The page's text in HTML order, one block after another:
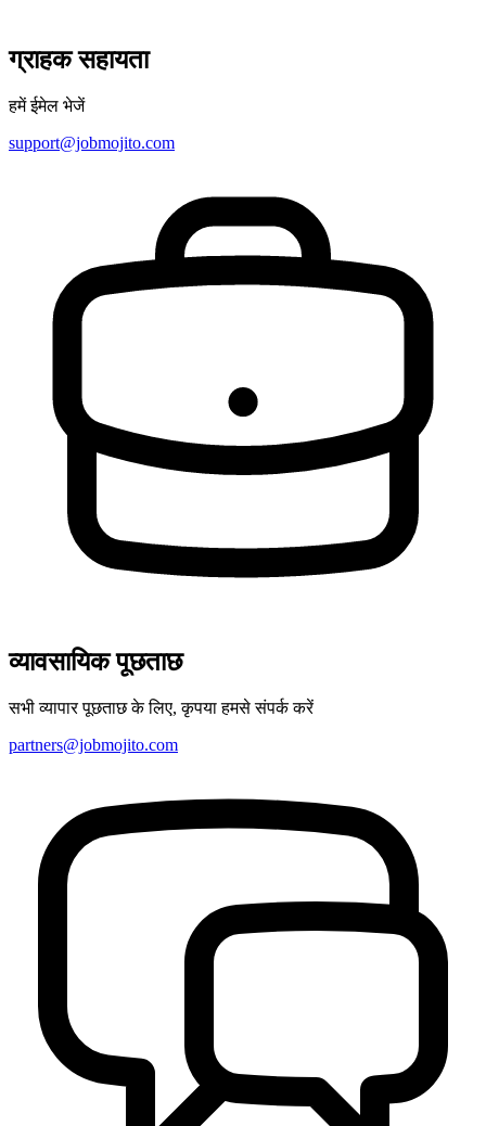
ग्राहक सहायता
हमें ईमेल भेजें
support@jobmojito.com
व्यावसायिक पूछताछ
सभी व्यापार पूछताछ के लिए, कृपया हमसे संपर्क करें
partners@jobmojito.com